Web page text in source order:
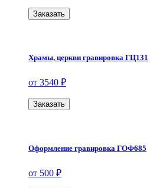
Заказать
Храмы, церкви гравировка ГЦ131
от 3540 ₽
Заказать
Оформление гравировка ГОФ685
от 500 ₽